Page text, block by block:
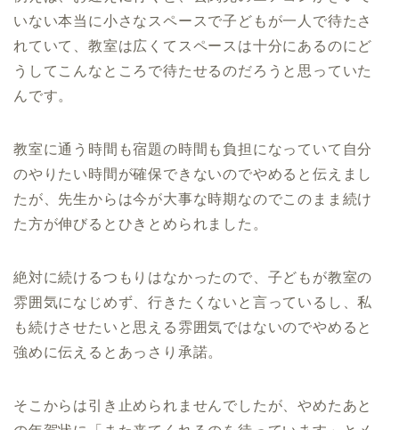
いない本当に小さなスペースで子どもが一人で待たさ
れていて、教室は広くてスペースは十分にあるのにど
うしてこんなところで待たせるのだろうと思っていた
んです。
教室に通う時間も宿題の時間も負担になっていて自分
のやりたい時間が確保できないのでやめると伝えまし
たが、先生からは今が大事な時期なのでこのまま続け
た方が伸びるとひきとめられました。
絶対に続けるつもりはなかったので、子どもが教室の
雰囲気になじめず、行きたくないと言っているし、私
も続けさせたいと思える雰囲気ではないのでやめると
強めに伝えるとあっさり承諾。
そこからは引き止められませんでしたが、やめたあと